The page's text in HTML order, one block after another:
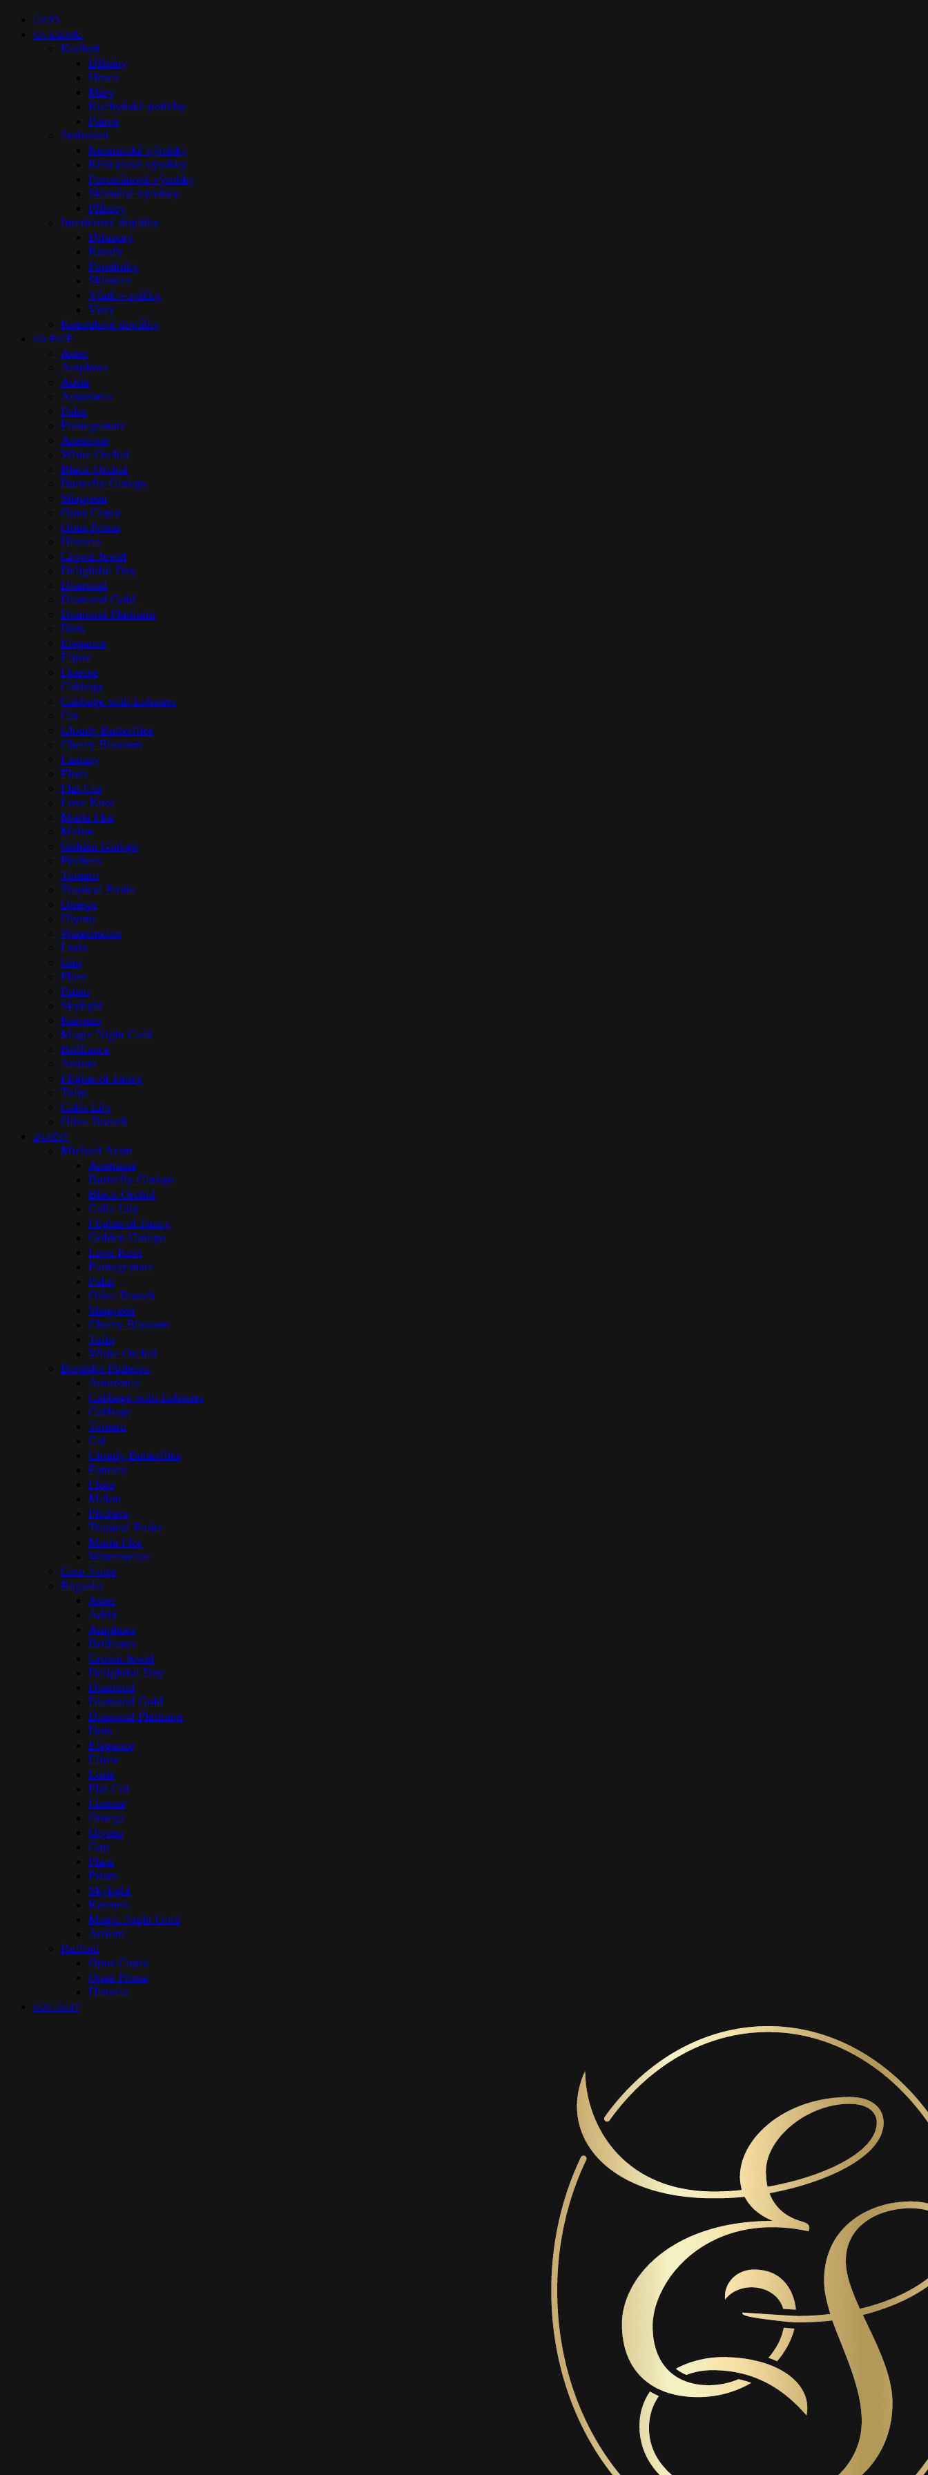
ÚVOD
KATEGORIE
Kuchyň
Džbány
Hrnce
Mísy
Kuchyňské potřeby
Pánve
Stolováni
Keramické výrobky
Křišťálové výrobky
Porcelánové výrobky
Skleněné výrobky
Příbory
Interiérové doplňky
Difuzory
Karafy
Popelníky
Sklenice
Vůně – svíčky
Vázy
Koupelové doplňky
KOLEKCE
Aster
Amphora
Adria
Amazōnia
Palm
Pomegranate
Anemone
White Orchid
Black Orchid
Butterfly Ginkgo
Shagreen
Opus Cupra
Opus Prima
Historia
Crown Jewel
Delightful Day
Diamond
Diamond Gold
Diamond Platinum
Dots
Elegance
Elipse
Finesse
Cabbage
Cabbage with Lobsters
Cat
Cloudy Butterflies
Cherry Blossom
Fantasy
Flora
Flat Cut
Love Knot
Maria Flor
Melon
Golden Ginkgo
Pitchers
Tomato
Tropical Fruits
Omega
Olymp
Watermelon
Loris
Gap
Plant
Prism
Skylight
Karmen
Magic Night Gold
Brilliance
Atrium
Flights of Fancy
Tulip
Calla Lily
Olive Branch
ZNAČKY
Michael Aram
Anemone
Butterfly Ginkgo
Black Orchid
Calla Lily
Flights of Fancy
Golden Ginkgo
Love Knot
Pomegranate
Palm
Olive Branch
Shagreen
Cherry Blossom
Tulip
White Orchid
Bordallo Pinheiro
Amazōnia
Cabbage with Lobsters
Cabbage
Tomato
Cat
Cloudy Butterflies
Fantasy
Flora
Melon
Pitchers
Tropical Fruits
Maria Flor
Watermelon
Cote Noire
Rogaska
Aster
Adria
Amphora
Brilliance
Crown Jewel
Delightful Day
Diamond
Diamond Gold
Diamond Platinum
Dots
Elegance
Elipse
Loris
Flat Cut
Finesse
Omega
Olymp
Gap
Plant
Prism
Skylight
Karmen
Magic Night Gold
Atrium
Ruffoni
Opus Cupra
Opus Prima
Historia
KONTAKTY